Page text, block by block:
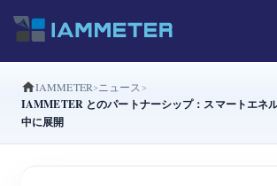
製品
分相Wi-Fiエネルギーメーター（
IAMMETER ニュース
IAMMETER とのパートナーシップ：スマートエネ
中に展開